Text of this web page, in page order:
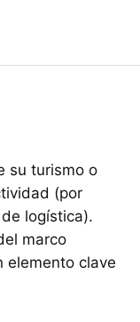
su turismo o
(por
logística).
marco
elemento clave